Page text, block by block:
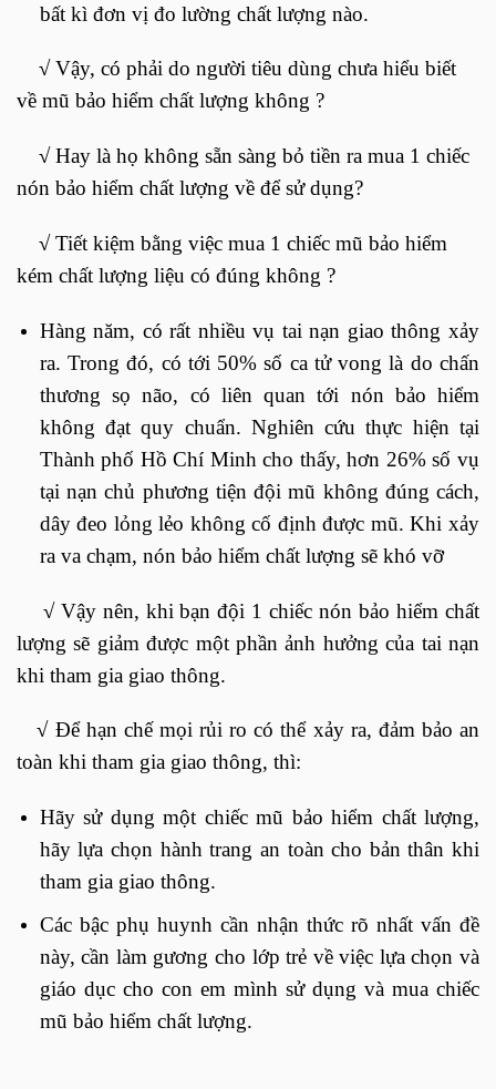
bất kì đơn vị đo lường chất lượng nào.
√ Vậy, có phải do người tiêu dùng chưa hiểu biết
về mũ bảo hiểm chất lượng không ?
√ Hay là họ không sẵn sàng bỏ tiền ra mua 1 chiếc
nón bảo hiểm chất lượng về để sử dụng?
√ Tiết kiệm bằng việc mua 1 chiếc mũ bảo hiểm
kém chất lượng liệu có đúng không ?
Hàng năm, có rất nhiều vụ tai nạn giao thông xảy
ra. Trong đó, có tới 50% số ca tử vong là do chấn
thương sọ não, có liên quan tới nón bảo hiểm
không đạt quy chuẩn. Nghiên cứu thực hiện tại
Thành phố Hồ Chí Minh cho thấy, hơn 26% số vụ
tại nạn chủ phương tiện đội mũ không đúng cách,
dây đeo lỏng lẻo không cố định được mũ. Khi xảy
ra va chạm, nón bảo hiểm chất lượng sẽ khó vỡ
√ Vậy nên, khi bạn đội 1 chiếc nón bảo hiểm chất
lượng sẽ giảm được một phần ảnh hưởng của tai nạn
khi tham gia giao thông.
√ Để hạn chế mọi rủi ro có thể xảy ra, đảm bảo an
toàn khi tham gia giao thông, thì:
Hãy sử dụng một chiếc mũ bảo hiểm chất lượng,
hãy lựa chọn hành trang an toàn cho bản thân khi
tham gia giao thông.
Các bậc phụ huynh cần nhận thức rõ nhất vấn đề
này, cần làm gương cho lớp trẻ về việc lựa chọn và
giáo dục cho con em mình sử dụng và mua chiếc
mũ bảo hiểm chất lượng.